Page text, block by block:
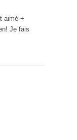
aimé +
Je fais